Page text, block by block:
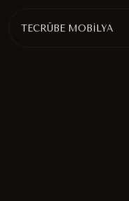
TECRÜBE MOBİLYA